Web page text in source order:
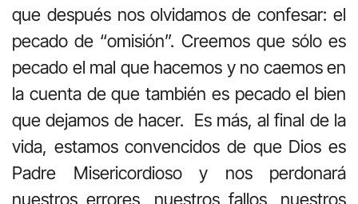
que después nos olvidamos de confesar: el
pecado de “omisión”. Creemos que sólo es
pecado el mal que hacemos y no caemos en
la cuenta de que también es pecado el bien
que dejamos de hacer. Es más, al final de la
vida, estamos convencidos de que Dios es
Padre Misericordioso y nos perdonará
nuestros errores, nuestros fallos, nuestros